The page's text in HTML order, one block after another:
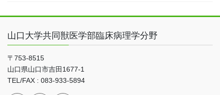
山口大学共同獣医学部臨床病理学分野
〒753-8515
山口県山口市吉田1677-1
TEL/FAX : 083-933-5894